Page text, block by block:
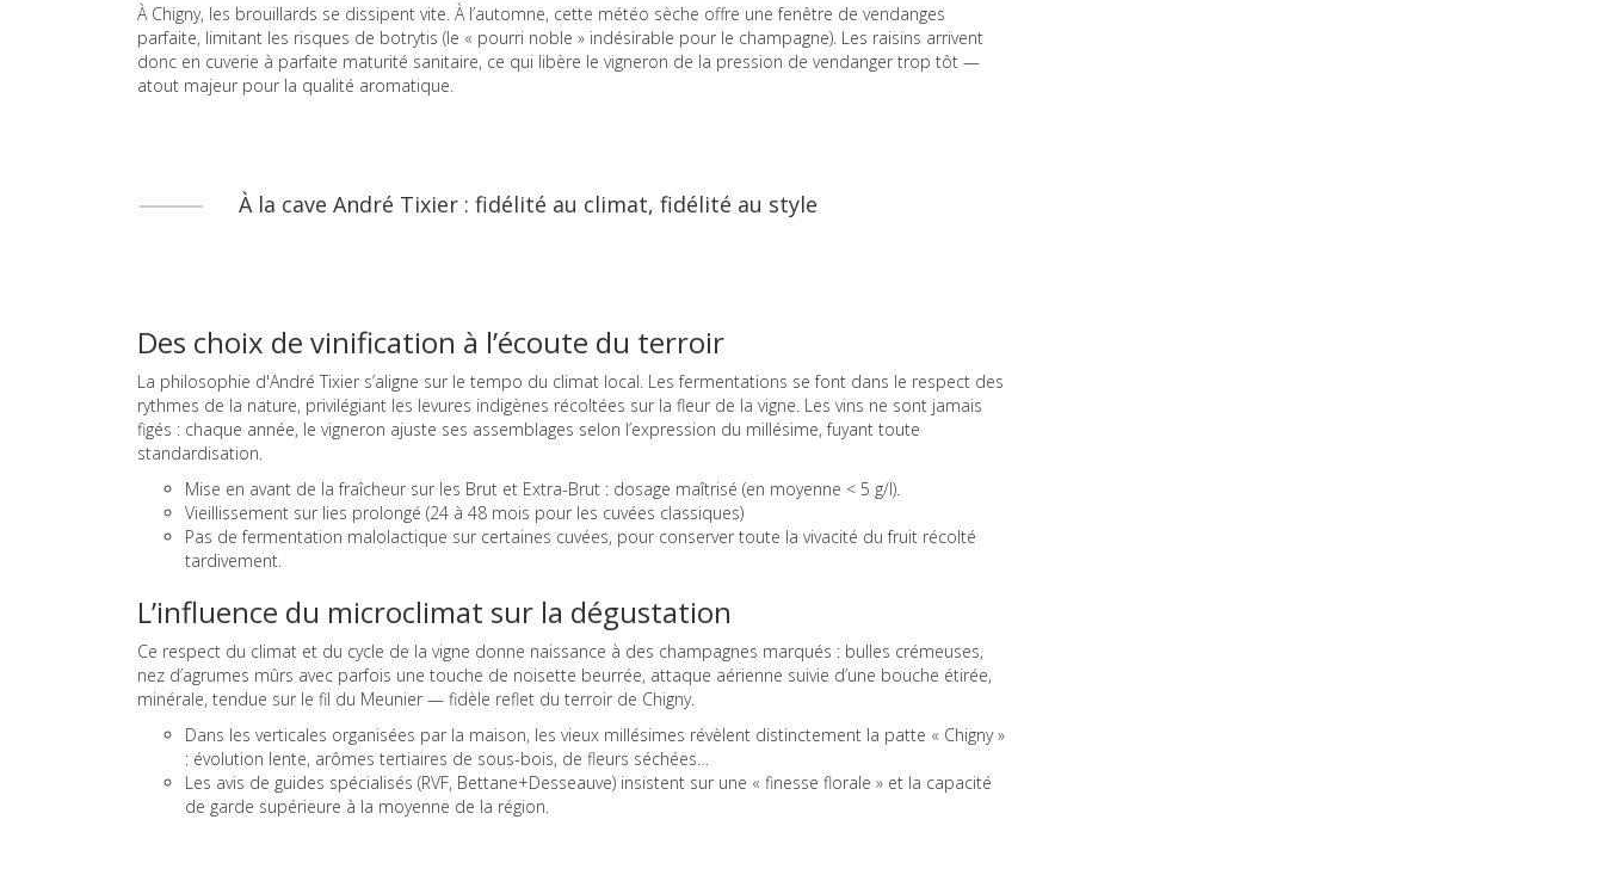
À Chigny, les brouillards se dissipent vite. À l’automne, cette météo sèche offre une fenêtre de vendanges
parfaite, limitant les risques de botrytis (le « pourri noble » indésirable pour le champagne). Les raisins arrivent
donc en cuverie à parfaite maturité sanitaire, ce qui libère le vigneron de la pression de vendanger trop tôt —
atout majeur pour la qualité aromatique.
À la cave André Tixier : fidélité au climat, fidélité au style
Des choix de vinification à l’écoute du terroir
La philosophie d'André Tixier s’aligne sur le tempo du climat local. Les fermentations se font dans le respect des
rythmes de la nature, privilégiant les levures indigènes récoltées sur la fleur de la vigne. Les vins ne sont jamais
figés : chaque année, le vigneron ajuste ses assemblages selon l’expression du millésime, fuyant toute
standardisation.
Mise en avant de la fraîcheur sur les Brut et Extra-Brut : dosage maîtrisé (en moyenne < 5 g/l).
Vieillissement sur lies prolongé (24 à 48 mois pour les cuvées classiques)
Pas de fermentation malolactique sur certaines cuvées, pour conserver toute la vivacité du fruit récolté
tardivement.
L’influence du microclimat sur la dégustation
Ce respect du climat et du cycle de la vigne donne naissance à des champagnes marqués : bulles crémeuses,
nez d’agrumes mûrs avec parfois une touche de noisette beurrée, attaque aérienne suivie d’une bouche étirée,
minérale, tendue sur le fil du Meunier — fidèle reflet du terroir de Chigny.
Dans les verticales organisées par la maison, les vieux millésimes révèlent distinctement la patte « Chigny »
: évolution lente, arômes tertiaires de sous-bois, de fleurs séchées…
Les avis de guides spécialisés (RVF, Bettane+Desseauve) insistent sur une « finesse florale » et la capacité
de garde supérieure à la moyenne de la région.